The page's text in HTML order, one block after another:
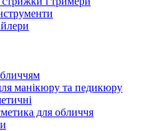
манікюру та педикюру
для обличчя